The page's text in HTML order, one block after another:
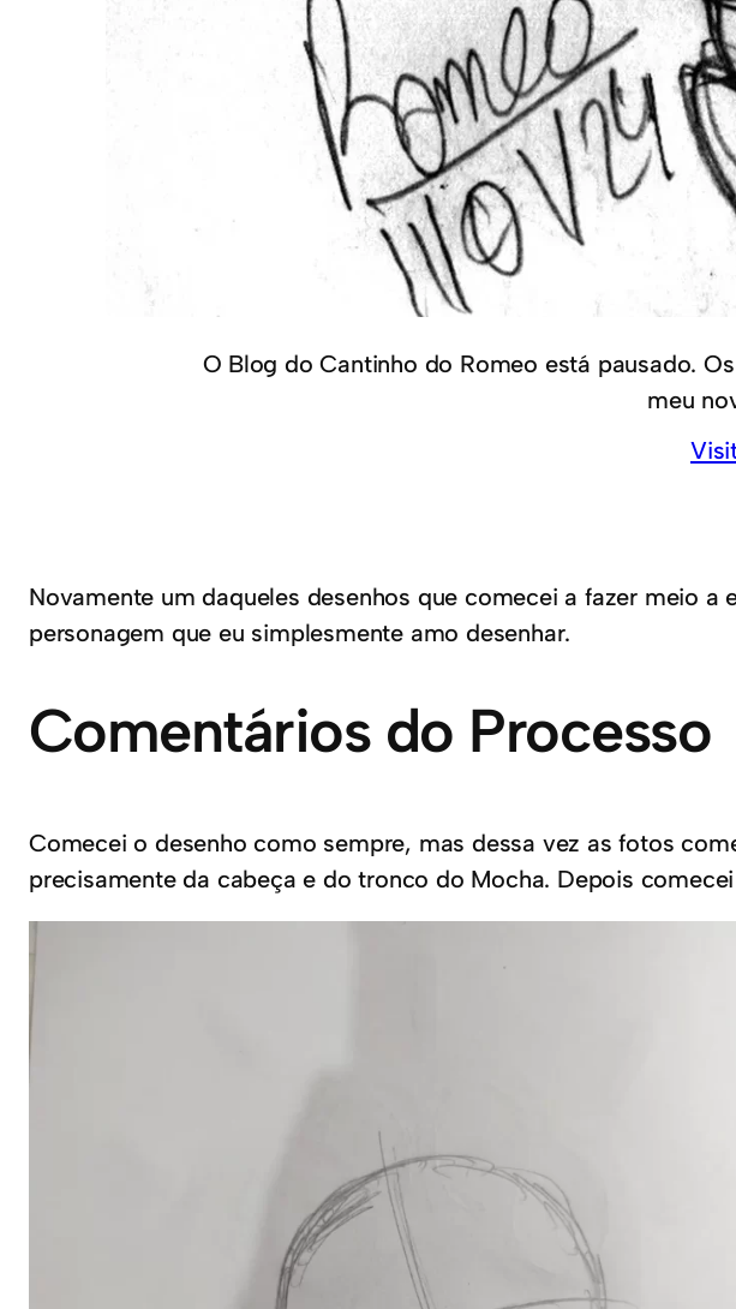
O Blog do Cantinho do Romeo está pausado.
meu
Novamente um daqueles desenhos que comecei a fazer meio
personagem que eu simplesmente amo desenhar.
Comentários do Processo
Comecei o desenho como sempre, mas dessa vez as fotos
precisamente da cabeça e do tronco do Mocha. Depois